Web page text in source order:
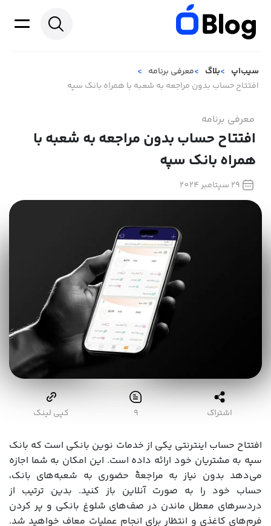
سیب‌اپ بلاگ
معرفی برنامه
افتتاح حساب بدون مراجعه به شعبه با همراه بانک سپه
معرفی برنامه
افتتاح حساب بدون مراجعه به شعبه با
همراه بانک سپه
29 سپتامبر 2024
اشتراک 9 کپی لینک
افتتاح حساب اینترنتی یکی از خدمات نوین بانکی است که بانک
سپه به مشتریان خود ارائه داده است. این امکان به شما اجازه
می‌دهد بدون نیاز به مراجعۀ حضوری به شعبه‌های بانک،
حساب خود را به صورت آنلاین باز کنید. بدین ترتیب از
دردسرهای معطل ماندن در صف‌های شلوغ بانکی و پر کردن
فرم‌های کاغذی و انتظار برای انجام عملیات معاف خواهید شد.